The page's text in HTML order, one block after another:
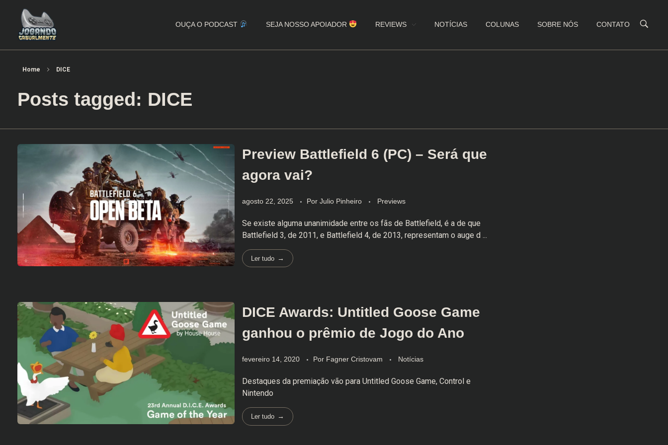
OUÇA O PODCAST SEJA NOSSO APOIADOR REVIEWS NOTÍCIAS COLUNAS SOBRE NÓS CONTATO
Home DICE
Posts tagged: DICE
Preview Battlefield 6 (PC) – Será que
agora vai?
agosto 22, 2025 Por Julio Pinheiro Previews
Se existe alguma unanimidade entre os fãs de Battlefield, é a de que
Battlefield 3, de 2011, e Battlefield 4, de 2013, representam o auge d ...
Ler tudo
DICE Awards: Untitled Goose Game
ganhou o prêmio de Jogo do Ano
fevereiro 14, 2020 Por Fagner Cristovam Notícias
Destaques da premiação vão para Untitled Goose Game, Control e
Nintendo
Ler tudo